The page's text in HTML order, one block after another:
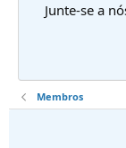
Junte-se a
Membros